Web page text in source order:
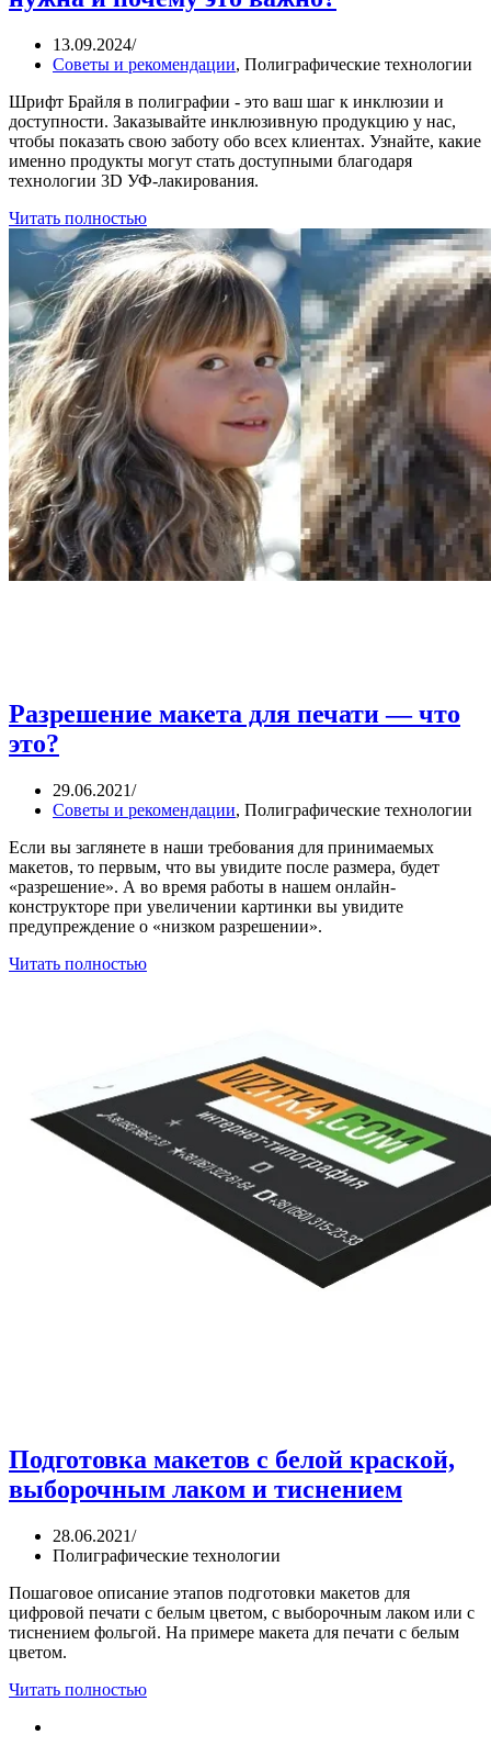
13.09.2024/
Советы и рекомендации, Полиграфические технологии
Шрифт Брайля в полиграфии - это ваш шаг к инклюзии и
доступности. Заказывайте инклюзивную продукцию у нас,
чтобы показать свою заботу обо всех клиентах. Узнайте, какие
именно продукты могут стать доступными благодаря
технологии 3D УФ-лакирования.
Читать полностью
Разрешение макета для печати — что
это?
29.06.2021/
Советы и рекомендации, Полиграфические технологии
Если вы заглянете в наши требования для принимаемых
макетов, то первым, что вы увидите после размера, будет
«разрешение». А во время работы в нашем онлайн-
конструкторе при увеличении картинки вы увидите
предупреждение о «низком разрешении».
Читать полностью
Подготовка макетов с белой краской,
выборочным лаком и тиснением
28.06.2021/
Полиграфические технологии
Пошаговое описание этапов подготовки макетов для
цифровой печати с белым цветом, с выборочным лаком или с
тиснением фольгой. На примере макета для печати с белым
цветом.
Читать полностью